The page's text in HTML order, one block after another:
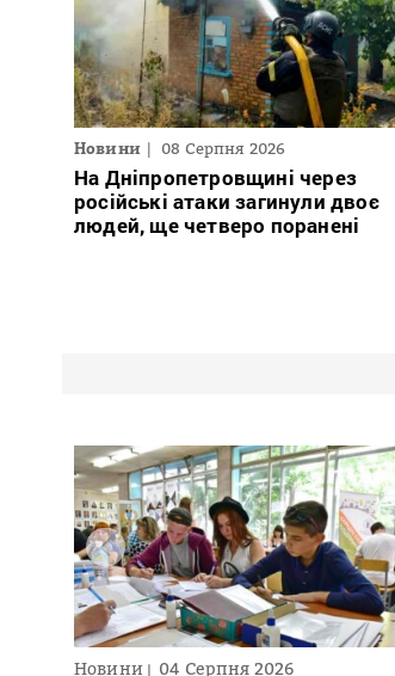
Новини 08 Серпня 2026
На Дніпропетровщині через
російські атаки загинули двоє
людей, ще четверо поранені
Новини 04 Серпня 2026